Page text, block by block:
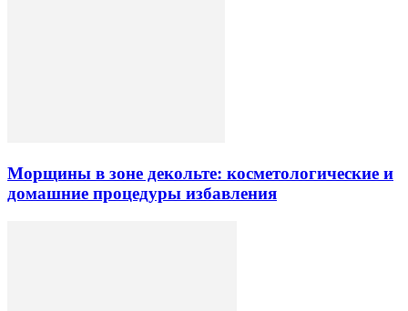
Морщины в зоне декольте: косметологические и
домашние процедуры избавления